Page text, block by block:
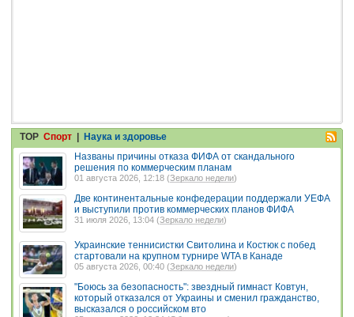
TOP Спорт | Наука и здоровье
Названы причины отказа ФИФА от скандального
решения по коммерческим планам
01 августа 2026, 12:18 (Зеркало недели)
Две континентальные конфедерации поддержали УЕФА
и выступили против коммерческих планов ФИФА
31 июля 2026, 13:04 (Зеркало недели)
Украинские теннисистки Свитолина и Костюк с побед
стартовали на крупном турнире WTA в Канаде
05 августа 2026, 00:40 (Зеркало недели)
"Боюсь за безопасность": звездный гимнаст Ковтун,
который отказался от Украины и сменил гражданство,
высказался о российском вто